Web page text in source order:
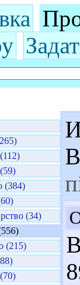
(384)
(34)
(215)